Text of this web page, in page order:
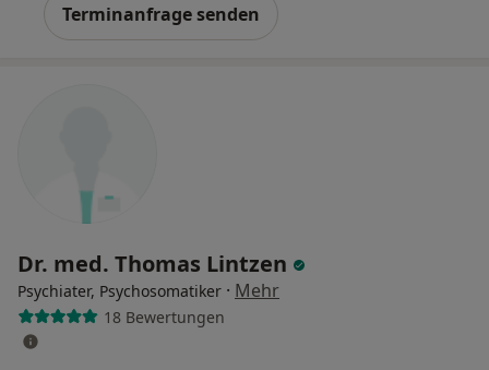
Terminanfrage senden
Dr. med. Thomas Lintzen
Psychiater, Psychosomatiker · Mehr
18 Bewertungen